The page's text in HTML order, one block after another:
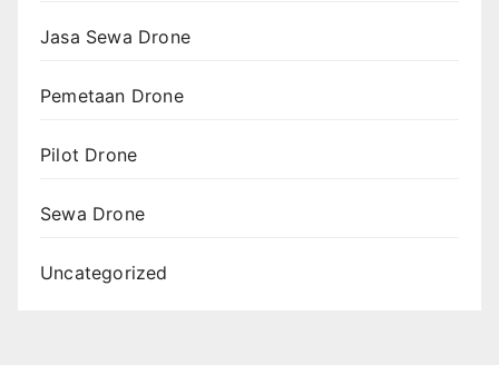
Jasa Sewa Drone
Pemetaan Drone
Pilot Drone
Sewa Drone
Uncategorized